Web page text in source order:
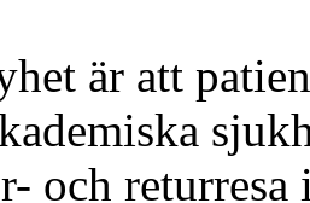
är att
och